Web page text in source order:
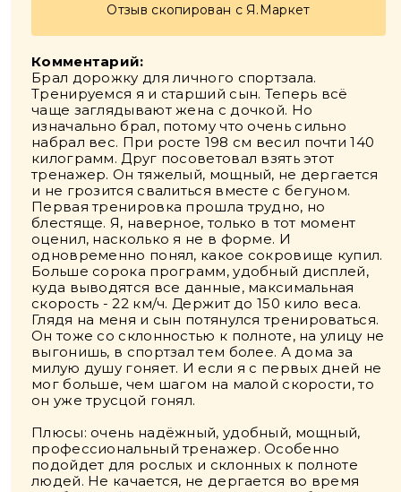
Отзыв скопирован с Я.Маркет
Комментарий:
Брал дорожку для личного спортзала.
Тренируемся я и старший сын. Теперь всё
чаще заглядывают жена с дочкой. Но
изначально брал, потому что очень сильно
набрал вес. При росте 198 см весил почти 140
килограмм. Друг посоветовал взять этот
тренажер. Он тяжелый, мощный, не дергается
и не грозится свалиться вместе с бегуном.
Первая тренировка прошла трудно, но
блестяще. Я, наверное, только в тот момент
оценил, насколько я не в форме. И
одновременно понял, какое сокровище купил.
Больше сорока программ, удобный дисплей,
куда выводятся все данные, максимальная
скорость - 22 км/ч. Держит до 150 кило веса.
Глядя на меня и сын потянулся тренироваться.
Он тоже со склонностью к полноте, на улицу не
выгонишь, в спортзал тем более. А дома за
милую душу гоняет. И если я с первых дней не
мог больше, чем шагом на малой скорости, то
он уже трусцой гонял.
Плюсы: очень надёжный, удобный, мощный,
профессиональный тренажер. Особенно
подойдет для рослых и склонных к полноте
людей. Не качается, не дергается во время